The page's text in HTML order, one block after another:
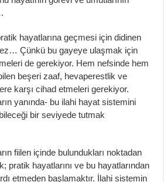
hayatlarına geçmesi için didinen
Çünkü bu gayeye ulaşmak için
de gerekiyor. Hem nefsinde hem
beşeri zaaf, hevaperestlik ve
karşı cihad etmeleri gerekiyor.
yanında- bu ilahi hayat sistemini
bir seviyede tutmak
fiilen içinde bulundukları noktadan
pratik hayatlarını ve bu hayatlarından
etmeden başlamaktır. İlahi sistemin